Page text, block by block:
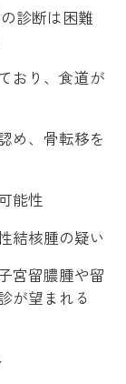
診断は困難
おり、食道が
め、骨転移を
能性
結核腫の疑い
宮留膿腫や留
が望まれる